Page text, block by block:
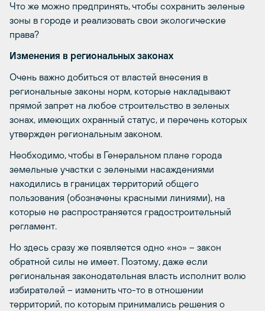
Что же можно предпринять, чтобы сохранить зеленые
зоны в городе и реализовать свои экологические
права?
Изменения в региональных законах
Очень важно добиться от властей внесения в
региональные законы норм, которые накладывают
прямой запрет на любое строительство в зеленых
зонах, имеющих охранный статус, и перечень которых
утвержден региональным законом.
Необходимо, чтобы в Генеральном плане города
земельные участки с зелеными насаждениями
находились в границах территорий общего
пользования (обозначены красными линиями), на
которые не распространяется градостроительный
регламент.
Но здесь сразу же появляется одно «но» – закон
обратной силы не имеет. Поэтому, даже если
региональная законодательная власть исполнит волю
избирателей – изменить что-то в отношении
территорий, по которым принимались решения о